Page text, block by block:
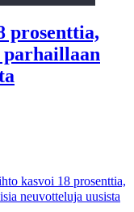
prosenttia,
parhaillaan
kasvoi 18 prosenttia,
neuvotteluja uusista